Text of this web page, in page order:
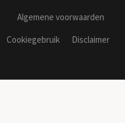
Algemene voorwaarden
Cookiegebruik
Disclaimer